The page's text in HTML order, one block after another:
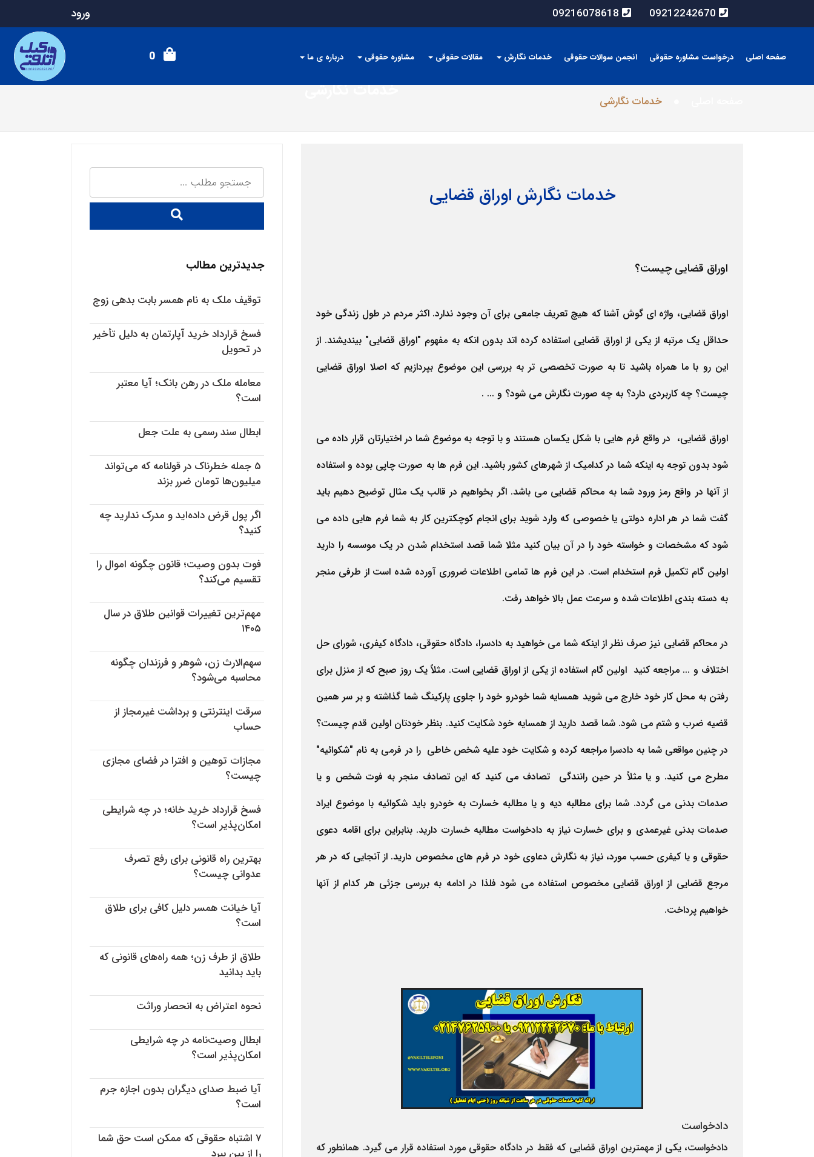
09212242670
09216078618 ورود
صفحه اصلی درخواست مشاوره حقوقی انجمن سوالات حقوقی خدمات نگارش مقالات حقوقی مشاوره حقوقی درباره ی ما 0
خدمات نگارشی خدمات نگارشی
خدمات نگارش اوراق قضایی
اوراق قضایی چیست؟
اوراق قضایی، واژه ای گوش آشنا که هیچ تعریف جامعی برای آن وجود ندارد. اکثر مردم در طول زندگی خود
حداقل یک مرتبه از یکی از اوراق قضایی استفاده کرده اتد بدون انکه به مفهوم "اوراق قضایی" بیندیشند. از
این رو با ما همراه باشید تا به صورت تخصصی تر به بررسی این موضوع بپردازیم که اصلا اوراق قضایی
چیست؟ چه کاربردی دارد؟ به چه صورت نگارش می شود؟ و ... .
اوراق قضایی، در واقع فرم هایی با شکل یکسان هستند و با توجه به موضوع شما در اختیارتان قرار داده می
شود بدون توجه به اینکه شما در کدامیک از شهرهای کشور باشید. این فرم ها به صورت چاپی بوده و استفاده
از آنها در واقع رمز ورود شما به محاکم قضایی می باشد. اگر بخواهیم در قالب یک مثال توضیح دهیم باید
گفت شما در هر اداره دولتی یا خصوصی که وارد شوید برای انجام کوچکترین کار به شما فرم هایی داده می
شود که مشخصات و خواسته خود را در آن بیان کنید مثلا شما قصد استخدام شدن در یک موسسه را دارید
اولین گام تکمیل فرم استخدام است. در این فرم ها تمامی اطلاعات ضروری آورده شده است از طرفی منجر
به دسته بندی اطلاعات شده و سرعت عمل بالا خواهد رفت.
در محاکم قضایی نیز صرف نظر از اینکه شما می خواهید به دادسرا، دادگاه حقوقی، دادگاه کیفری، شورای حل
اختلاف و ... مراجعه کنید اولین گام استفاده از یکی از اوراق قضایی است. مثلاً یک روز صبح که از منزل برای
رفتن به محل کار خود خارج می شوید همسایه شما خودرو خود را جلوی پارکینگ شما گذاشته و بر سر همین
قضیه ضرب و شتم می شود. شما قصد دارید از همسایه خود شکایت کنید. بنظر خودتان اولین قدم چیست؟
در چنین مواقعی شما به دادسرا مراجعه کرده و شکایت خود علیه شخص خاطی را در فرمی به نام "شکوائیه"
مطرح می کنید. و یا مثلاً در حین رانندگی تصادف می کنید که این تصادف منجر به فوت شخص و یا
صدمات بدنی می گردد. شما برای مطالبه دیه و یا مطالبه خسارت به خودرو باید شکوائیه با موضوع ایراد
صدمات بدنی غیرعمدی و برای خسارت نیاز به دادخواست مطالبه خسارت دارید. بنابراین برای اقامه دعوی
حقوقی و یا کیفری حسب مورد، نیاز به نگارش دعاوی خود در فرم های مخصوص دارید. از آنجایی که در هر
مرجع قضایی از اوراق قضایی مخصوص استفاده می شود فلذا در ادامه به بررسی جزئی هر کدام از آنها
خواهیم پرداخت.
دادخواست
دادخواست، یکی از مهمترین اوراق قضایی که فقط در دادگاه حقوقی مورد استفاده قرار می گیرد. همانطور که
جدیدترین مطالب
توقیف ملک به نام همسر بابت بدهی زوج
فسخ قرارداد خرید آپارتمان به دلیل تأخیر
در تحویل
معامله ملک در رهن بانک؛ آیا معتبر
است؟
ابطال سند رسمی به علت جعل
۵ جمله خطرناک در قولنامه که می‌تواند
میلیون‌ها تومان ضرر بزند
اگر پول قرض داده‌اید و مدرک ندارید چه
کنید؟
فوت بدون وصیت؛ قانون چگونه اموال را
تقسیم می‌کند؟
مهم‌ترین تغییرات قوانین طلاق در سال
۱۴۰۵
سهم‌الارث زن، شوهر و فرزندان چگونه
محاسبه می‌شود؟
سرقت اینترنتی و برداشت غیرمجاز از
حساب
مجازات توهین و افترا در فضای مجازی
چیست؟
فسخ قرارداد خرید خانه؛ در چه شرایطی
امکان‌پذیر است؟
بهترین راه قانونی برای رفع تصرف
عدوانی چیست؟
آیا خیانت همسر دلیل کافی برای طلاق
است؟
طلاق از طرف زن؛ همه راه‌های قانونی که
باید بدانید
نحوه اعتراض به انحصار وراثت
ابطال وصیت‌نامه در چه شرایطی
امکان‌پذیر است؟
آیا ضبط صدای دیگران بدون اجازه جرم
است؟
۷ اشتباه حقوقی که ممکن است حق شما
را از بین ببرد